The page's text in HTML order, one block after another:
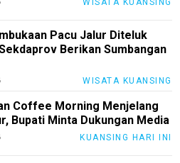
WISATA KUANSING
Pacu Jalur Diteluk
Berikan Sumbangan
WISATA KUANSING
Coffee Morning Menjelang
Bupati Minta Dukungan Media
KUANSING HARI INI